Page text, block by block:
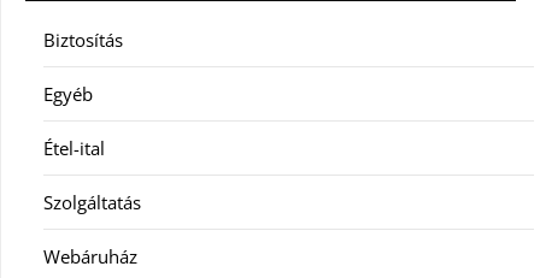
Biztosítás
Egyéb
Étel-ital
Szolgáltatás
Webáruház